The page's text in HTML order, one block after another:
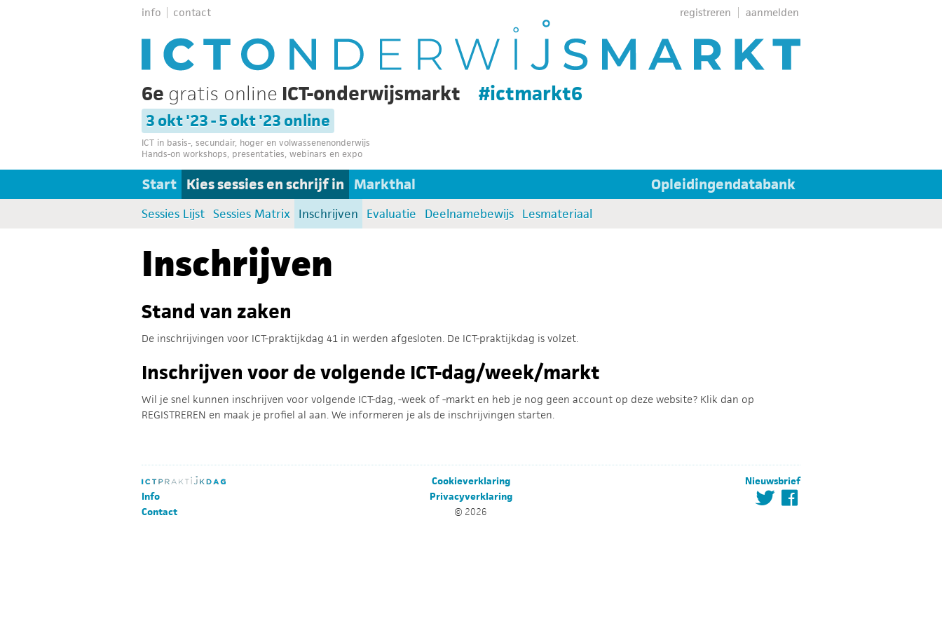
info contact aanmelden
registreren
6e gratis online ICT-onderwijsmarkt #ictmarkt6
3 okt '23 - 5 okt '23 online
ICT in basis-, secundair, hoger en volwassenenonderwijs
Hands-on workshops, presentaties, webinars en expo
Start Kies sessies en schrijf in Markthal Opleidingendatabank
Sessies Lijst Sessies Matrix Inschrijven Evaluatie Deelnamebewijs Lesmateriaal
Inschrijven
Stand van zaken
De inschrijvingen voor ICT-praktijkdag 41 in werden afgesloten. De ICT-praktijkdag is volzet.
Inschrijven voor de volgende ICT-dag/week/markt
Wil je snel kunnen inschrijven voor volgende ICT-dag, -week of -markt en heb je nog geen account op deze website? Klik dan op
REGISTREREN en maak je profiel al aan. We informeren je als de inschrijvingen starten.
Info
Contact
Cookieverklaring
Privacyverklaring
© 2026
Nieuwsbrief